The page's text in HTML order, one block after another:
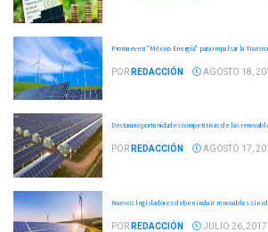
Promueven "México Energía" para impulsar la
POR REDACCIÓN AGOSTO 18,
Destacan oportunidades competitivas de las
POR REDACCIÓN AGOSTO 17,
Nuevos legisladores deben incluir renovables sin
POR REDACCIÓN JULIO 26, 2017